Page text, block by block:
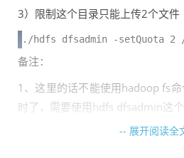
3）限制这个目录只能上传2个文件
./hdfs dfsadmin -setQuota 2
备注：
1、这里的话不能使用hadoop fs
时了，需要使用hdfs dfsadmin这
4）查看最新的限额情况-- 展开阅读全